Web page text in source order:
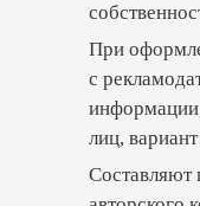
споры с
марок о
Если блог
При
с
лиц,
Составляют